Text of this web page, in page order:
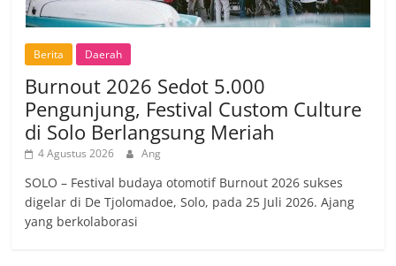
Berita Daerah
Burnout 2026 Sedot 5.000
Pengunjung, Festival Custom Culture
di Solo Berlangsung Meriah
4 Agustus 2026 Ang
SOLO – Festival budaya otomotif Burnout 2026 sukses
digelar di De Tjolomadoe, Solo, pada 25 Juli 2026. Ajang
yang berkolaborasi